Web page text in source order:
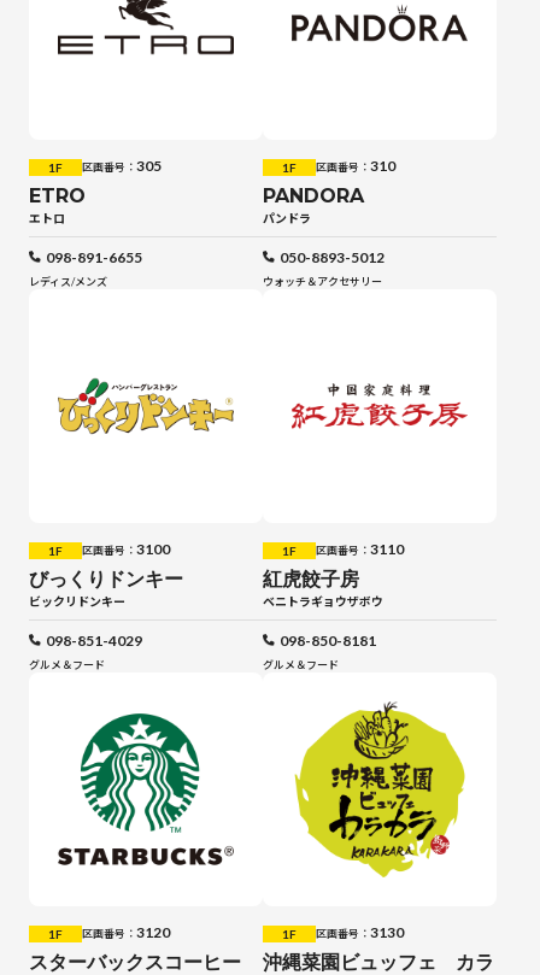
1F 区画番号： 305
ETRO
エトロ
098-891-6655
レディス/メンズ
1F 区画番号： 310
PANDORA
パンドラ
050-8893-5012
ウォッチ＆アクセサリー
1F 区画番号： 3100
びっくりドンキー
ビックリドンキー
098-851-4029
グルメ＆フード
1F 区画番号： 3110
紅虎餃子房
ベニトラギョウザボウ
098-850-8181
グルメ＆フード
1F 区画番号： 3120
スターバックスコーヒー
1F 区画番号： 3130
沖縄菜園ビュッフェ カラ